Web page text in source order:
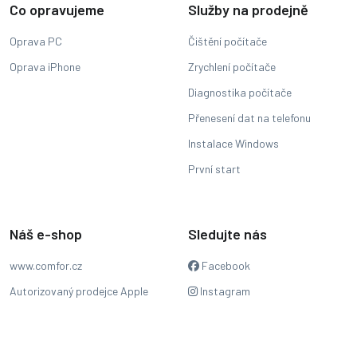
Co opravujeme
Oprava PC
Oprava iPhone
Služby na prodejně
Čištění počítače
Zrychlení počítače
Diagnostika počítače
Přenesení dat na telefonu
Instalace Windows
První start
Náš e-shop
www.comfor.cz
Autorizovaný prodejce Apple
Sledujte nás
Facebook
Instagram